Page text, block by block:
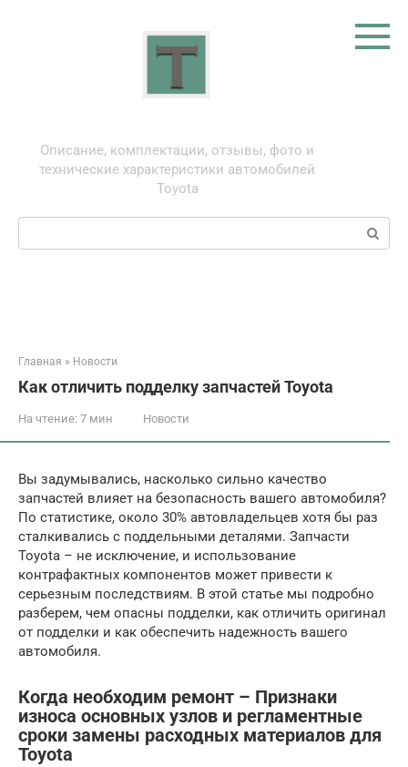
Описание, комплектации, отзывы, фото и
технические характеристики автомобилей
Toyota
Поиск:
Главная » Новости
Как отличить подделку запчастей Toyota
На чтение: 7 мин Новости
Вы задумывались, насколько сильно качество
запчастей влияет на безопасность вашего автомобиля?
По статистике, около 30% автовладельцев хотя бы раз
сталкивались с поддельными деталями. Запчасти
Toyota – не исключение, и использование
контрафактных компонентов может привести к
серьезным последствиям. В этой статье мы подробно
разберем, чем опасны подделки, как отличить оригинал
от подделки и как обеспечить надежность вашего
автомобиля.
Когда необходим ремонт – Признаки
износа основных узлов и регламентные
сроки замены расходных материалов для
Toyota